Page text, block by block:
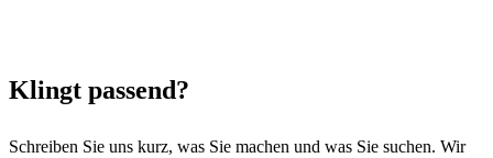
Klingt passend?
Schreiben Sie uns kurz, was Sie machen und was Sie suchen. Wir